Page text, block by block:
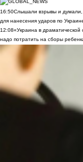
16:50Слышали взрывы и думали,
для нанесения ударов по
12:08«Украина в
надо потратить на сборы